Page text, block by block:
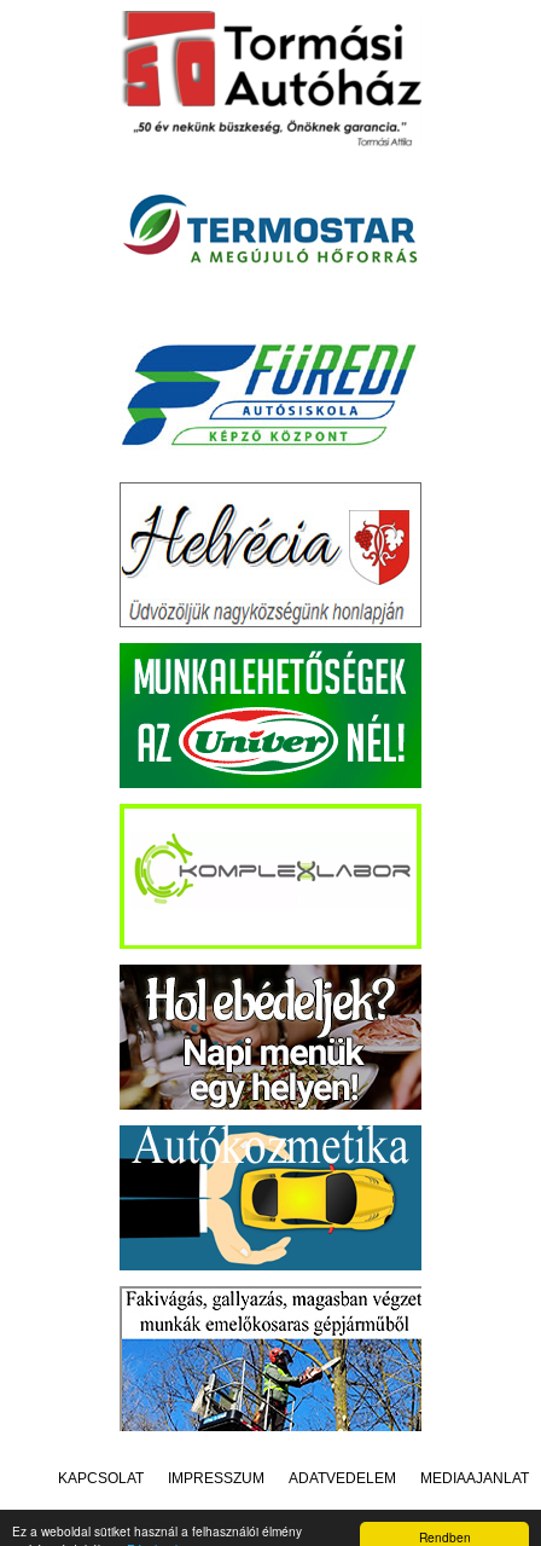
Rendben
Ez a weboldal sütiket használ a felhasználói élmény
KAPCSOLAT IMPRESSZUM ADATVÉDELEM MÉDIAAJÁNLAT